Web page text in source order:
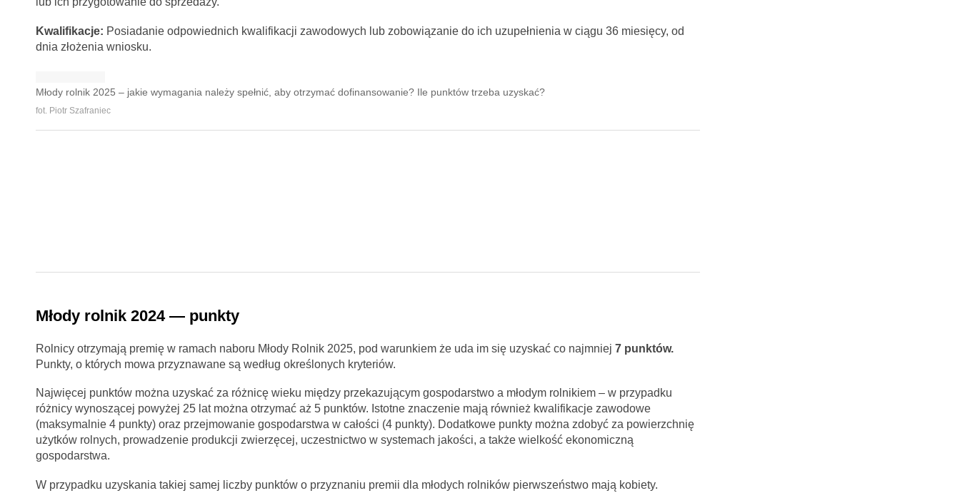
Kwalifikacje: Posiadanie odpowiednich kwalifikacji zawodowych lub zobowiązanie do ich uzupełnienia w ciągu 36 miesięcy, od
dnia złożenia wniosku.
Młody rolnik 2025 – jakie wymagania należy spełnić, aby otrzymać dofinansowanie? Ile punktów trzeba uzyskać?
fot. Piotr Szafraniec
Młody rolnik 2024 — punkty
Rolnicy otrzymają premię w ramach naboru Młody Rolnik 2025, pod warunkiem że uda im się uzyskać co najmniej 7 punktów.
Punkty, o których mowa przyznawane są według określonych kryteriów.
Najwięcej punktów można uzyskać za różnicę wieku między przekazującym gospodarstwo a młodym rolnikiem – w przypadku
różnicy wynoszącej powyżej 25 lat można otrzymać aż 5 punktów. Istotne znaczenie mają również kwalifikacje zawodowe
(maksymalnie 4 punkty) oraz przejmowanie gospodarstwa w całości (4 punkty). Dodatkowe punkty można zdobyć za powierzchnię
użytków rolnych, prowadzenie produkcji zwierzęcej, uczestnictwo w systemach jakości, a także wielkość ekonomiczną
gospodarstwa.
W przypadku uzyskania takiej samej liczby punktów o przyznaniu premii dla młodych rolników pierwszeństwo mają kobiety.